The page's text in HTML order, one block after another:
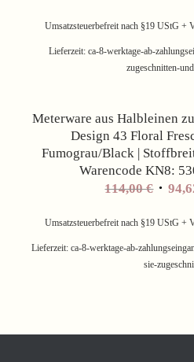
Umsatzsteuerbefreit nach §19 UStG +
Lieferzeit: ca-8-werktage-ab-
zugeschnitten-
Meterware aus Halbleinen
Design 43 Floral
Fumograu/Black |
Warencode KN8:
114,00€
war:
Umsatzsteuerbefreit nach §19 UStG +
Lieferzeit: ca-8-werktage-ab-
sie-